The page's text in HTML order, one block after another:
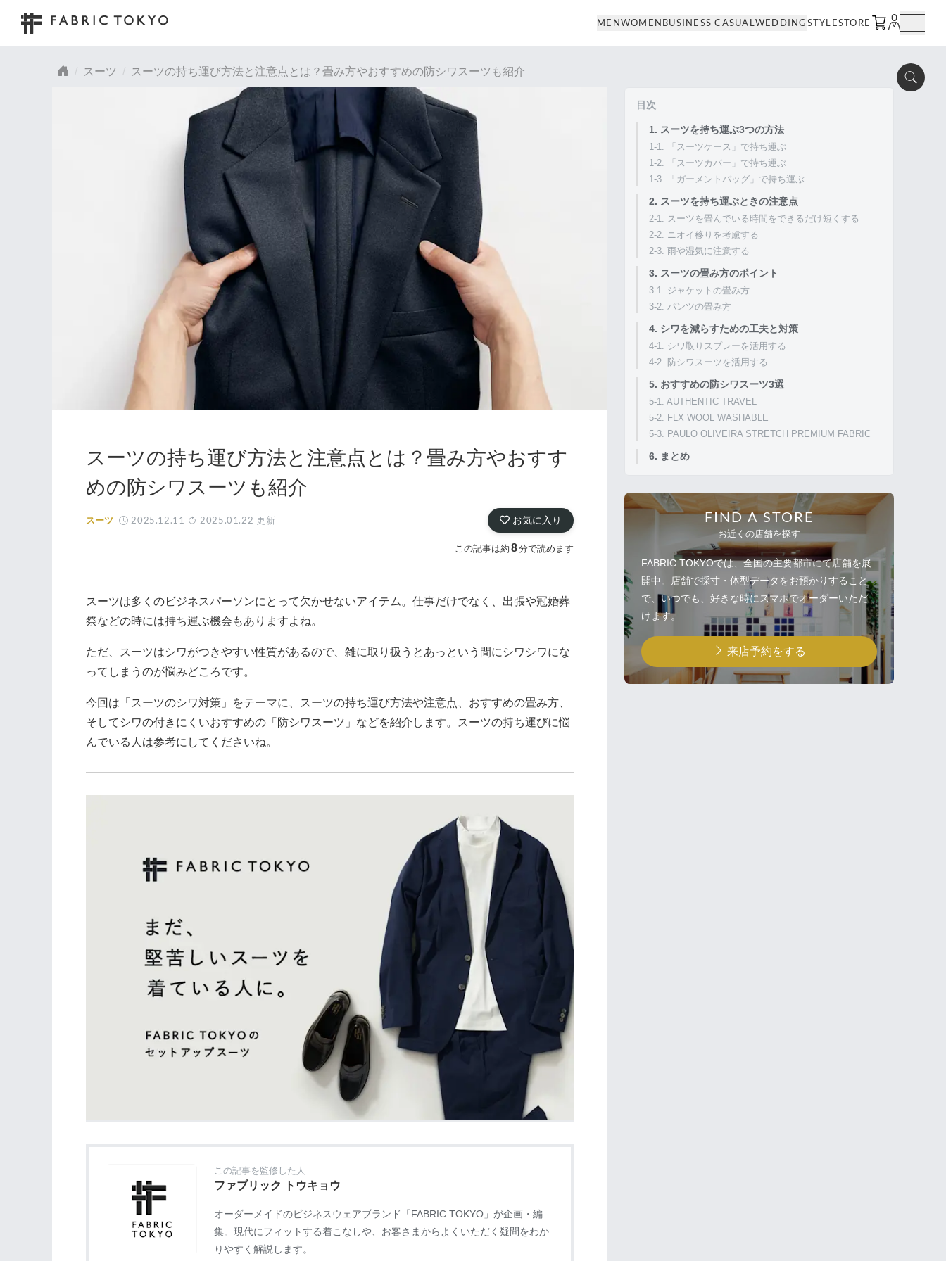
MENWOMEN BUSINESS CASUAL WEDDING STYLESTORE
スーツ スーツの持ち運び方法と注意点とは？畳み方やおすすめの防シワスーツも紹介
スーツの持ち運び方法と注意点とは？畳み方やおすす
めの防シワスーツも紹介
スーツ 2025.12.11 2025.01.22 更新 お気に入り
この記事は約 8分で読めます
スーツは多くのビジネスパーソンにとって欠かせないアイテム。仕事だけでなく、出張や冠婚葬
祭などの時には持ち運ぶ機会もありますよね。
ただ、スーツはシワがつきやすい性質があるので、雑に取り扱うとあっという間にシワシワにな
ってしまうのが悩みどころです。
今回は「スーツのシワ対策」をテーマに、スーツの持ち運び方法や注意点、おすすめの畳み方、
そしてシワの付きにくいおすすめの「防シワスーツ」などを紹介します。スーツの持ち運びに悩
んでいる人は参考にしてくださいね。
この記事を監修した人
ファブリック トウキョウ
オーダーメイドのビジネスウェアブランド「FABRIC TOKYO」が企画・編
集。現代にフィットする着こなしや、お客さまからよくいただく疑問をわか
りやすく解説します。
目次
1. スーツを持ち運ぶ3つの方法
1-1. 「スーツケース」で持ち運ぶ
1-2. 「スーツカバー」で持ち運ぶ
1-3. 「ガーメントバッグ」で持ち運ぶ
2. スーツを持ち運ぶときの注意点
2-1. スーツを畳んでいる時間をできるだけ短くする
2-2. ニオイ移りを考慮する
2-3. 雨や湿気に注意する
3. スーツの畳み方のポイント
3-1. ジャケットの畳み方
3-2. パンツの畳み方
4. シワを減らすための工夫と対策
4-1. シワ取りスプレーを活用する
4-2. 防シワスーツを活用する
5. おすすめの防シワスーツ3選
5-1. AUTHENTIC TRAVEL
5-2. FLX WOOL WASHABLE
5-3. PAULO OLIVEIRA STRETCH PREMIUM FABRIC
6. まとめ
FIND A STORE
お近くの店舗を探す
FABRIC TOKYOでは、全国の主要都市にて店舗を展
開中。店舗で採寸・体型データをお預かりすること
で、いつでも、好きな時にスマホでオーダーいただ
けます。
来店予約をする